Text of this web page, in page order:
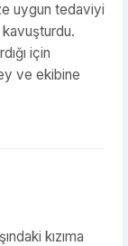
uygun tedaviyi
kavuşturdu.
için
ve ekibine
kızıma